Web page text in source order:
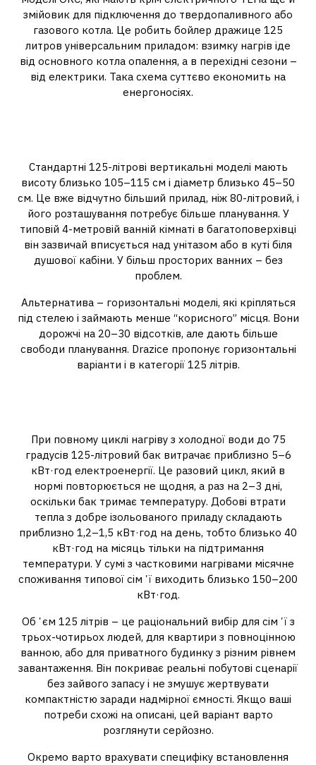
змійовик для підключення до твердопаливного або
газового котла. Це робить бойлер дражице 125
литров універсальним приладом: взимку нагрів іде
від основного котла опалення, а в перехідні сезони –
від електрики. Така схема суттєво економить на
енергоносіях.
Стандартні 125-літрові вертикальні моделі мають
висоту близько 105–115 см і діаметр близько 45–50
см. Це вже відчутно більший прилад, ніж 80-літровий, і
його розташування потребує більше планування. У
типовій 4-метровій ванній кімнаті в багатоповерхівці
він зазвичай вписується над унітазом або в куті біля
душової кабіни. У більш просторих ванних – без
проблем.
Альтернатива – горизонтальні моделі, які кріпляться
під стелею і займають менше “корисного” місця. Вони
дорожчі на 20–30 відсотків, але дають більше
свободи планування. Drazice пропонує горизонтальні
варіанти і в категорії 125 літрів.
При повному циклі нагріву з холодної води до 75
градусів 125-літровий бак витрачає приблизно 5–6
кВт·год електроенергії. Це разовий цикл, який в
нормі повторюється не щодня, а раз на 2–3 дні,
оскільки бак тримає температуру. Добові втрати
тепла з добре ізольованого приладу складають
приблизно 1,2–1,5 кВт·год на день, тобто близько 40
кВт·год на місяць тільки на підтримання
температури. У сумі з частковими нагрівами місячне
споживання типової сімʼї виходить близько 150–200
кВт·год.
Обʼєм 125 літрів – це раціональний вибір для сімʼї з
трьох-чотирьох людей, для квартири з повноцінною
ванною, або для приватного будинку з різним рівнем
завантаження. Він покриває реальні побутові сценарії
без зайвого запасу і не змушує жертвувати
компактністю заради надмірної ємності. Якщо ваші
потреби схожі на описані, цей варіант варто
розглянути серйозно.
Окремо варто врахувати специфіку встановлення